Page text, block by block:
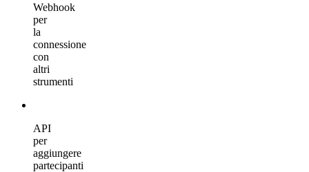
Webhook
per
la
connessione
con
altri
strumenti
API
per
aggiungere
partecipanti